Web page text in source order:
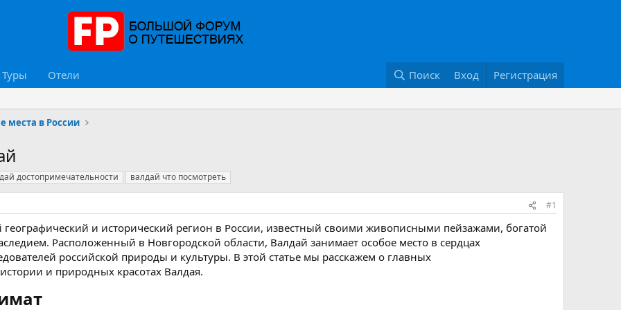
Туры Отели Поиск Вход Регистрация
места в России
достопримечательности валдай что посмотреть
#1
и исторический регион в России, известный своими живописными пейзажами, богатой
Расположенный в Новгородской области, Валдай занимает особое место в сердцах
российской природы и культуры. В этой статье мы расскажем о главных
и природных красотах Валдая.